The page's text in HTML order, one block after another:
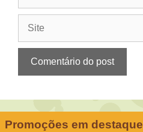
Promoções em destaque